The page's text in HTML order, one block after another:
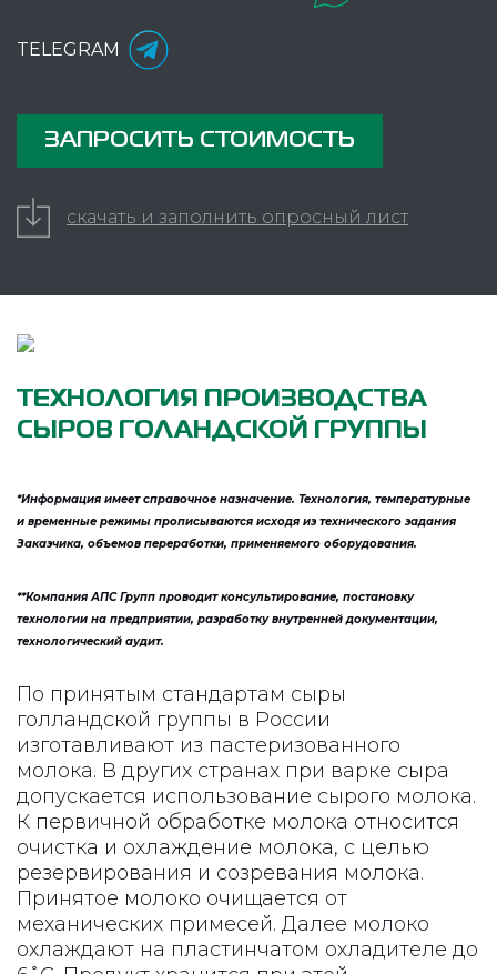
TELEGRAM
ЗАПРОСИТЬ СТОИМОСТЬ
скачать и заполнить опросный лист
ТЕХНОЛОГИЯ ПРОИЗВОДСТВА
СЫРОВ ГОЛАНДСКОЙ ГРУППЫ
*Информация имеет справочное назначение. Технология, температурные
и временные режимы прописываются исходя из технического задания
Заказчика, объемов переработки, применяемого оборудования.
**Компания АПС Групп проводит консультирование, постановку
технологии на предприятии, разработку внутренней документации,
технологический аудит.
По принятым стандартам сыры
голландской группы в России
изготавливают из пастеризованного
молока. В других странах при варке сыра
допускается использование сырого молока.
К первичной обработке молока относится
очистка и охлаждение молока, с целью
резервирования и созревания молока.
Принятое молоко очищается от
механических примесей. Далее молоко
охлаждают на пластинчатом охладителе до